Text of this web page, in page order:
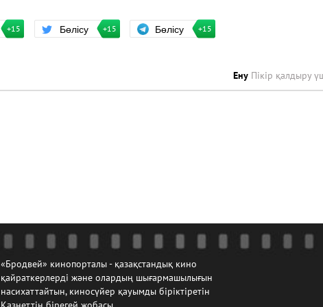
+15 Бөлісу +15 Бөлісу +15
Ену Пікір қалдыру
«Бродвей» кинопорталы - қазақстандық кино
қайраткерлерді және олардың шығармашылығын
насихаттайтын, киносүйер қауымды біріктіретін